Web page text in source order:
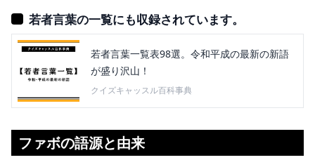
若者言葉の一覧にも収録されています。
若者言葉一覧表98選。令和平成の最新の新語
が盛り沢山！
クイズキャッスル百科事典
ファボの語源と由来